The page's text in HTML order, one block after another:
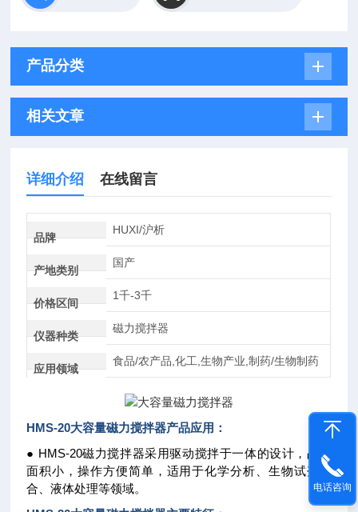
产品分类
相关文章
详细介绍 在线留言
品牌
HUXI/沪析
产地类别
国产
价格区间
1千-3千
仪器种类
磁力搅拌器
应用领域
食品/农产品,化工,生物产业,制药/生物制药
HMS-20大容量磁力搅拌器产品应用：
● HMS-20磁力搅拌器采用驱动搅拌于一体的设计，占地
面积小，操作方便简单，适用于化学分析、生物试剂混
合、液体处理等领域。
电话咨询